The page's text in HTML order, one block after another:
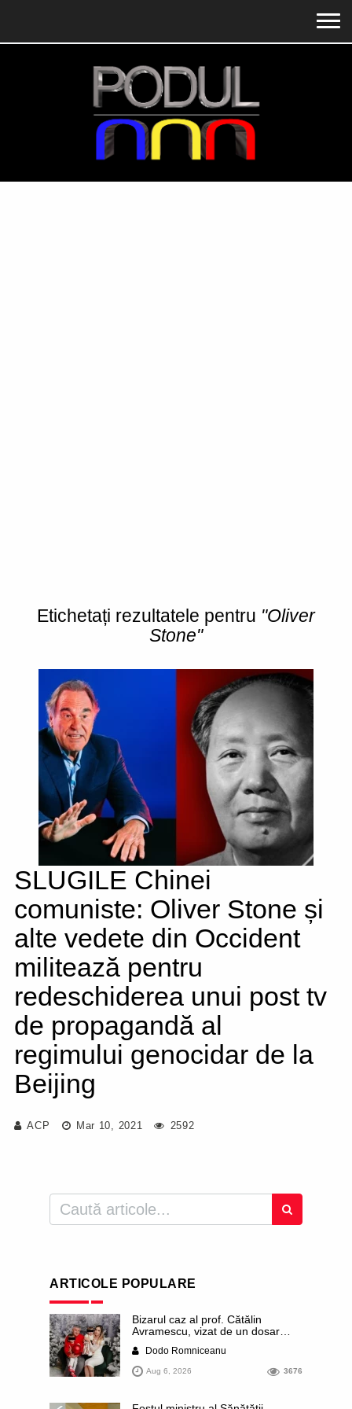
Etichetați rezultatele pentru "Oliver
Stone"
SLUGILE Chinei
comuniste: Oliver Stone și
alte vedete din Occident
militează pentru
redeschiderea unui post tv
de propagandă al
regimului genocidar de la
Beijing
ACP Mar 10, 2021 2592
ARTICOLE POPULARE
Bizarul caz al prof. Cătălin
Avramescu, vizat de un dosar
infantilă”. Miroase a execuție
stalinistă. Cea mai imundă parte a
presei publică inclusiv documente
dezvăluite date ultra-personale
Dodo Romniceanu
Aug 6, 2026 3676